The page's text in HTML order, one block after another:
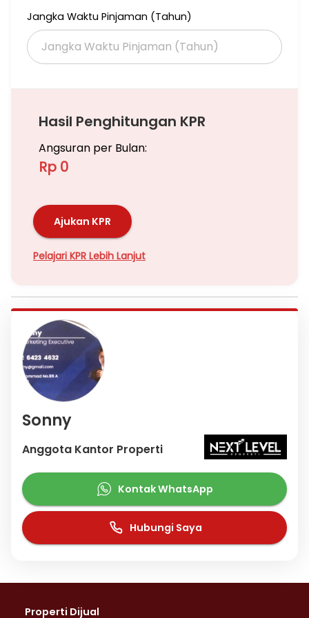
Jangka Waktu Pinjaman (Tahun)
Hasil Penghitungan KPR
Angsuran per Bulan:
Rp 0
Ajukan KPR
Pelajari KPR Lebih Lanjut
Sonny
Anggota Kantor Properti
Kontak WhatsApp
Hubungi Saya
Properti Dijual